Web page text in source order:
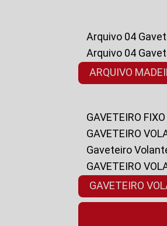
Arquivo 04
Arquivo 04
ARQUIVO
GAVETEIRO
GAVETEIRO
Gaveteiro
GAVETEIRO
GAVETEIRO